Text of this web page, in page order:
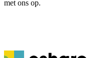
met ons op.